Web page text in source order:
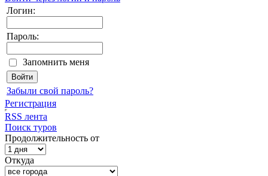
Логин:
Пароль:
Запомнить меня
Забыли свой пароль?
Регистрация
RSS лента
Поиск туров
Продолжительность от
Откуда